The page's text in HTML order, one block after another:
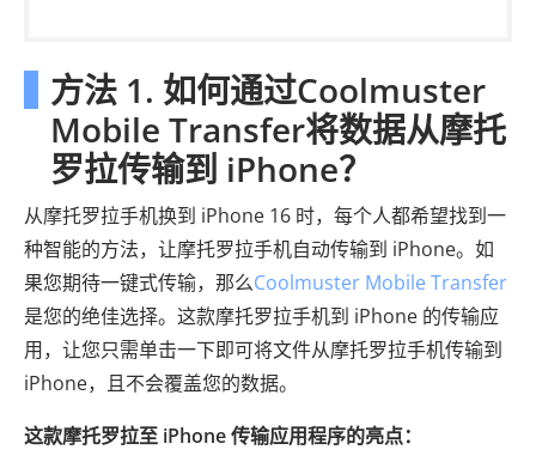
方法 1. 如何通过Coolmuster
Mobile Transfer将数据从摩托
罗拉传输到 iPhone？
从摩托罗拉手机换到 iPhone 16 时，每个人都希望找到一
种智能的方法，让摩托罗拉手机自动传输到 iPhone。如
果您期待一键式传输，那么Coolmuster Mobile Transfer
是您的绝佳选择。这款摩托罗拉手机到 iPhone 的传输应
用，让您只需单击一下即可将文件从摩托罗拉手机传输到
iPhone，且不会覆盖您的数据。
这款摩托罗拉至 iPhone 传输应用程序的亮点：